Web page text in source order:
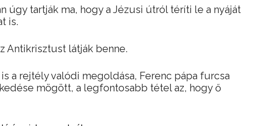
úgy tartják ma, hogy a Jézusi útról téríti le a nyáját
is.
Antikrisztust látják benne.
a rejtély valódi megoldása, Ferenc pápa furcsa
mögött, a legfontosabb tétel az, hogy ő